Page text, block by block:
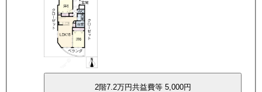
2階7.2万円共益費等 5,000円